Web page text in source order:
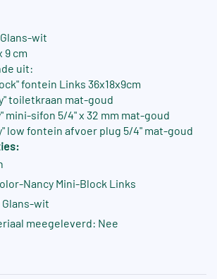
wit
9 cm
uit:
fontein Links 36x18x9cm
toiletkraan mat-goud
mini-sifon 5/4" x 32 mm mat-goud
low fontein afvoer plug 5/4" mat-goud
Nancy Mini-Block Links
wit
meegeleverd: Nee